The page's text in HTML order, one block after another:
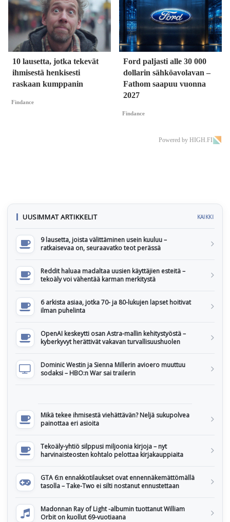
10 lausetta, jotka tekevät
ihmisestä henkisesti
raskaan kumppanin
Findance
Ford paljasti alle 30 000
dollarin sähköavolavan –
Fathom saapuu vuonna
2027
Findance
Powered by HIGH.FI
UUSIMMAT ARTIKKELIT KAIKKI
9 lausetta, joista välittäminen usein kuuluu –
ratkaisevaa on, seuraavatko teot perässä
Reddit haluaa madaltaa uusien käyttäjien esteitä –
tekoäly voi vähentää karman merkitystä
6 arkista asiaa, jotka 70- ja 80-lukujen lapset hoitivat
ilman puhelinta
OpenAI keskeytti osan Astra-mallin kehitystyöstä –
kyberkyvyt herättivät vakavan turvallisuushuolen
Dominic Westin ja Sienna Millerin avioero muuttuu
sodaksi – HBO:n War sai trailerin
Mikä tekee ihmisestä viehättävän? Neljä sukupolvea
painottaa eri asioita
Tekoäly-yhtiö silppusi miljoonia kirjoja – nyt
harvinaisteosten kohtalo pelottaa kirjakauppiaita
GTA 6:n ennakkotilaukset ovat ennennäkemättömällä
tasolla – Take-Two ei silti nostanut ennustettaan
Madonnan Ray of Light -albumin tuottanut William
Orbit on kuollut 69-vuotiaana